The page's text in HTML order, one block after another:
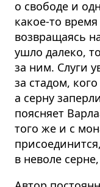
о свободе и
какое-то
возвращаясь
ушло далеко,
за ним. Слуги
за стадом,
а серну
поясняет
того же и с
в неволе